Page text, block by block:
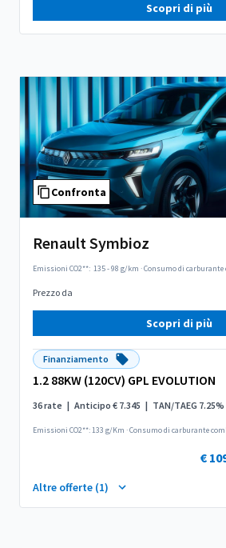
Scopri di più
Confronta
Renault Symbioz
Emissioni CO2**: 135 - 98 g/km ·Consumo di
Prezzo da
Scopri di più
Finanziamento
1.2 88KW (120CV) GPL EVOLUTION
36 rate | Anticipo € 7.345 | TAN/TAEG 7.25%
Emissioni CO2**: 133 g/Km ·Consumo di carburante
€
Altre offerte (1)